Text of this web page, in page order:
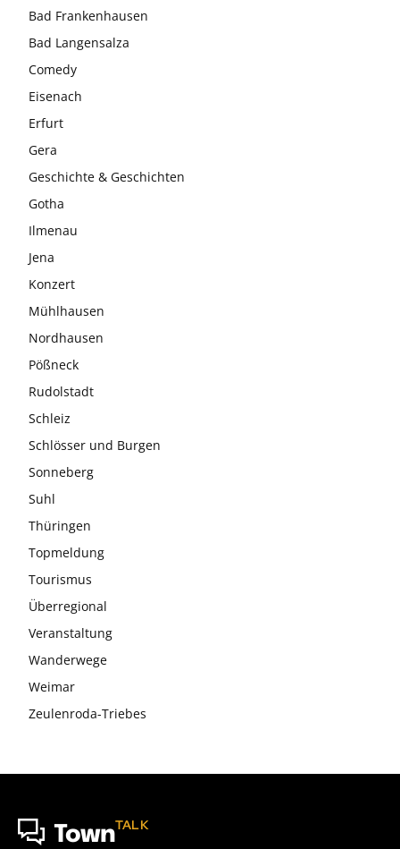
Bad Frankenhausen
Bad Langensalza
Comedy
Eisenach
Erfurt
Gera
Geschichte & Geschichten
Gotha
Ilmenau
Jena
Konzert
Mühlhausen
Nordhausen
Pößneck
Rudolstadt
Schleiz
Schlösser und Burgen
Sonneberg
Suhl
Thüringen
Topmeldung
Tourismus
Überregional
Veranstaltung
Wanderwege
Weimar
Zeulenroda-Triebes
TownTALK